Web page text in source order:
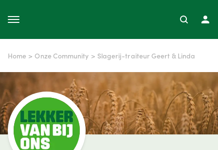
Home > Onze Community > Slagerij-traiteur Geert & Linda